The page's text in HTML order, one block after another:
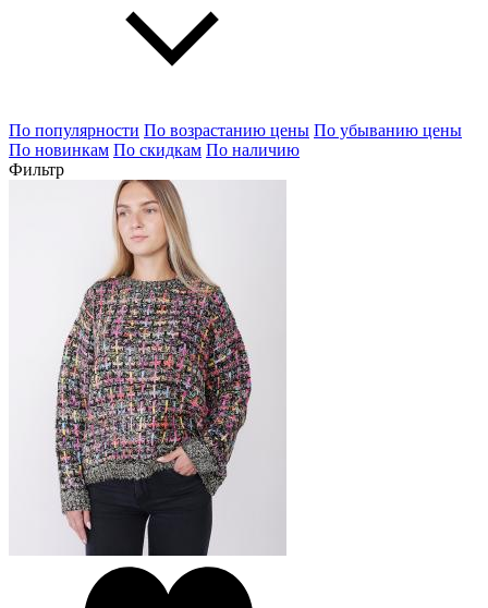
По популярности По возрастанию цены По убыванию цены
По новинкам По скидкам По наличию
Фильтр